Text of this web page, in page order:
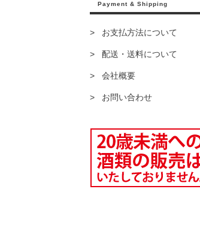
Payment & Shipping
お支払方法について
配送・送料について
会社概要
お問い合わせ